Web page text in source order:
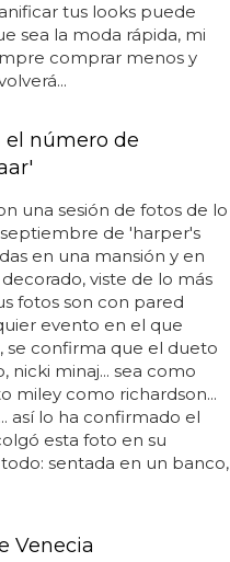
tus looks puede
sea la moda rápida, mi
comprar menos y
el número de
una sesión de fotos de lo
de 'harper's
en una mansión y en
viste de lo más
fotos son con pared
evento en el que
se confirma que el dueto
nicki minaj... sea como
miley como richardson...
así lo ha confirmado el
esta foto en su
sentada en un banco,
Venecia